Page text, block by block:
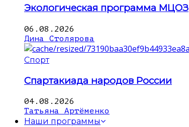
Экологическая программа МЦОЗ
06.08.2026
Дина Столярова
Спорт
Спартакиада народов России
04.08.2026
Татьяна Артёменко
Наши программы